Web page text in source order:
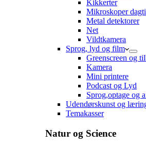
Kikkerter
Mikroskoper
Metal detektorer
Net
Vildtkamera
Sprog, lyd og film
Greenscreen og
Kamera
Mini printere
Podcast og Lyd
Sprog,optage og
Udendørskunst og
Temakasser
Natur og Science